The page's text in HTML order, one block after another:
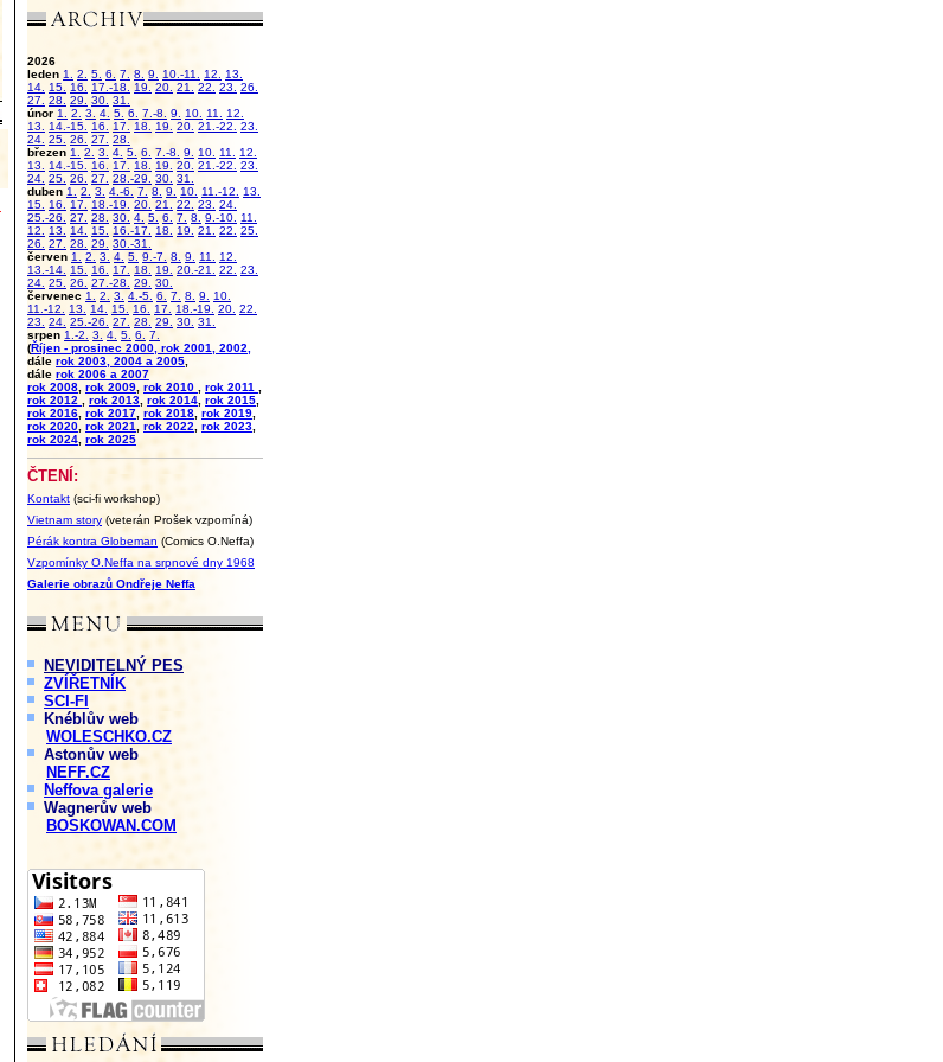
2026
leden 1. 2. 5. 6. 7. 8. 9. 10.-11. 12.
13.
14.
15. 16. 17.-18. 19. 20. 21. 22. 23.
26.
27.
28. 29. 30. 31.
únor 1. 2. 3. 4. 5. 6. 7.-8. 9. 10. 11.
12.
13.
14.-15. 16. 17. 18. 19. 20. 21.-22.
23.
24. 25. 26. 27.
28.
březen 1. 2. 3. 4. 5. 6. 7.-8. 9. 10. 11.
12.
13.
14.-15. 16. 17. 18. 19. 20. 21.-22.
23.
24. 25. 26. 27. 28.-29. 30. 31.
duben 1. 2. 3. 4.-6. 7. 8. 9. 10. 11.-12.
13.
15.
16. 17. 18.-19. 20. 21. 22. 23.
24.
25.-26.
27. 28. 30. 4. 5. 6. 7. 8. 9.-10.
11.
12.
13. 14. 15. 16.-17. 18. 19. 21. 22.
25.
26.
27. 28. 29.
30.-31.
červen 1. 2. 3. 4. 5. 9.-7. 8. 9. 11.
12.
13.-14.
15. 16. 17. 18. 19. 20.-21. 22.
23.
24. 25. 26. 27.-28. 29.
30.
červenec 1. 2. 3. 4.-5. 6. 7. 8. 9.
10.
11.-12.
13. 14. 15. 16. 17. 18.-19. 20. 22.
23.
24. 25.-26. 27. 28. 29. 30. 31.
srpen 1.-2. 3. 4. 5. 6. 7.
(Říjen - prosinec 2000, rok 2001, 2002,
dále rok 2003, 2004 a 2005
dále rok 2006 a 2007
rok 2008 rok 2009 rok 2010 rok 2011
rok 2012
rok 2013 rok 2014 rok 2015
rok 2016 rok 2017 rok 2018 rok 2019
rok 2020 rok 2021 rok 2022 rok 2023
rok 2024 rok 2025
ČTENÍ:
Kontakt (sci-fi workshop)
Vietnam story (veterán Prošek vzpomíná)
Pérák kontra Globeman (Comics O.Neffa)
Vzpomínky O.Neffa na srpnové dny 1968
Galerie obrazů Ondřeje Neffa
NEVIDITELNÝ PES
ZVÍŘETNÍK
SCI-FI
Knéblův web
WOLESCHKO.CZ
Astonův web
NEFF.CZ
Neffova galerie
Wagnerův web
BOSKOWAN.COM